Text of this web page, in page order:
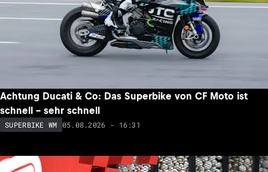
Achtung Ducati & Co: Das Superbike von CF Moto ist
schnell – sehr schnell
SUPERBIKE WM 05.08.2026 - 16:31